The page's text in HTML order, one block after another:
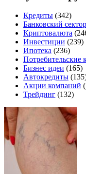
Кредиты (342)
Банковский сектор
Криптовалюта
Инвестиции (239)
Ипотека (236)
Потребительские
Бизнес идеи (165)
Автокредиты
Акции компаний
Трейдинг (132)